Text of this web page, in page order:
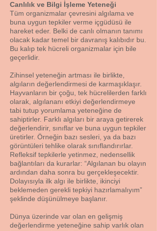
Canlılık ve Bilgi İşleme Yeteneği
Tüm organizmalar çevresini algılama ve
buna uygun tepkiler verme içgüdüsü ile
hareket eder. Belki de canlı olmanın tanımı
olacak kadar temel bir davranış kalıbıdır bu.
Bu kalıp tek hücreli organizmalar için bile
geçerlidir.
Zihinsel yeteneğin artması ile birlikte,
algıların değerlendirmesi de karmaşıklaşır.
Hayvanların bir çoğu, tek hücrelilerden farklı
olarak, algılananı etkiyi değerlendirmeye
tabi tutup yorumlama yeteneğine de
sahiptirler. Farklı algıları bir araya getirerek
değerlendirir, sınıflar ve buna uygun tepkiler
üretirler. Örneğin bazı sesleri, ya da bazı
görüntüleri tehlike olarak sınıflandırırlar.
Refleksif tepkilerle yetinmez, nedensellik
bağlantıları da kurarlar: “Algılanan bu olayın
ardından daha sonra bu gerçekleşecektir.
Dolayısıyla ilk algı ile birlikte, ikinciyi
beklemeden gerekli tepkiyi hazırlamalıyım”
şeklinde düşünülmeye başlanır.
Dünya üzerinde var olan en gelişmiş
değerlendirme yeteneğine sahip varlık olan